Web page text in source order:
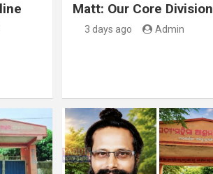
Matt: Our Core Division
3 days ago Admin